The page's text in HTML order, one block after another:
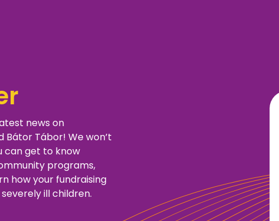
news on
Bátor Tábor! We won’t
can get to know
programs,
how your fundraising
ill children.